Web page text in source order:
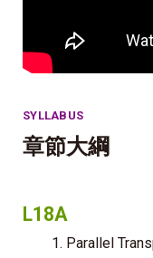
SYLLABUS
章節大綱
L18A
1. Parallel